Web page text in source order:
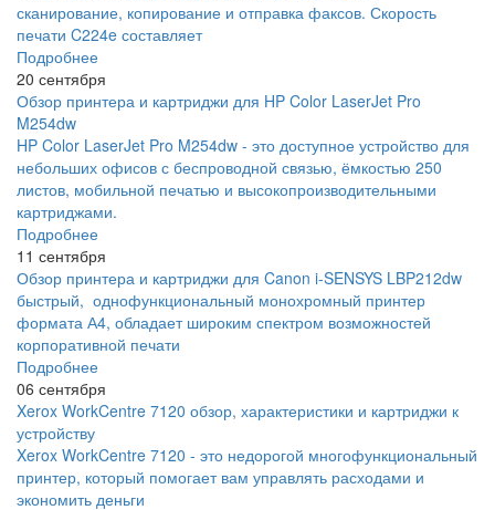
сканирование, копирование и отправка факсов. Скорость
печати C224e составляет
Подробнее
20 сентября
Обзор принтера и картриджи для HP Color LaserJet Pro
M254dw
HP Color LaserJet Pro M254dw - это доступное устройство для
небольших офисов с беспроводной связью, ёмкостью 250
листов, мобильной печатью и высокопроизводительными
картриджами.
Подробнее
11 сентября
Обзор принтера и картриджи для Canon i-SENSYS LBP212dw
быстрый, однофункциональный монохромный принтер
формата А4, обладает широким спектром возможностей
корпоративной печати
Подробнее
06 сентября
Xerox WorkCentre 7120 обзор, характеристики и картриджи к
устройству
Xerox WorkCentre 7120 - это недорогой многофункциональный
принтер, который помогает вам управлять расходами и
экономить деньги